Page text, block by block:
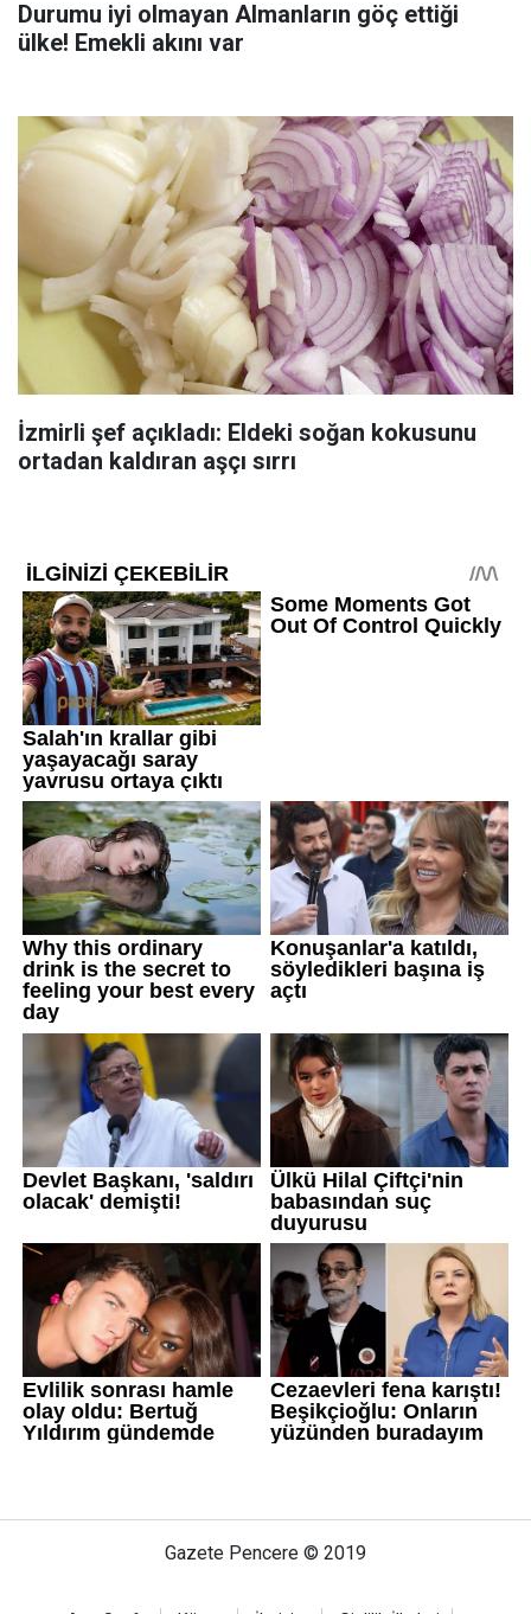
Durumu iyi olmayan Almanların göç ettiği
ülke! Emekli akını var
İzmirli şef açıkladı: Eldeki soğan kokusunu
ortadan kaldıran aşçı sırrı
Gazete Pencere © 2019